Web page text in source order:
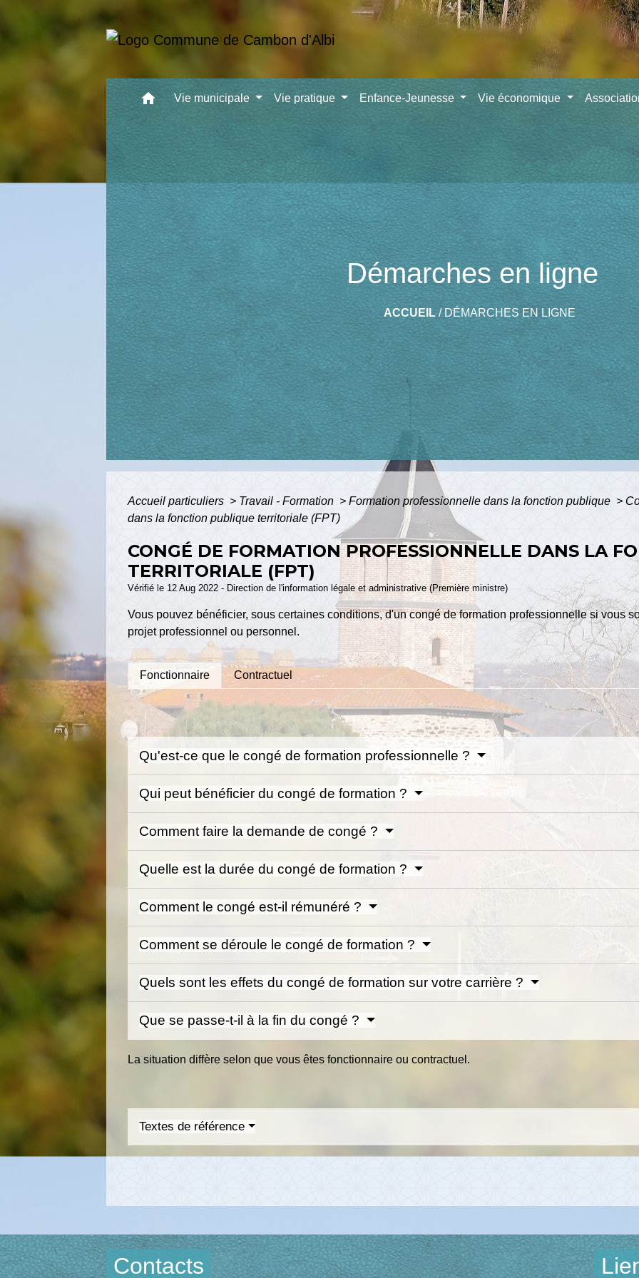
home Vie municipale Vie pratique Enfance-Jeunesse Vie économique
Démarches en ligne
ACCUEIL/DÉMARCHES EN LIGNE
Accueil particuliers > Travail - Formation > Formation professionnelle dans la fonction publique >
dans la fonction publique territoriale (FPT)
CONGÉ DE FORMATION PROFESSIONNELLE DANS LA
TERRITORIALE (FPT)
Vérifié le 12 Aug 2022 - Direction de l'information légale et administrative (Première ministre)
Vous pouvez bénéficier, sous certaines conditions, d'un congé de formation professionnelle si vous
projet professionnel ou personnel.
Fonctionnaire Contractuel
Qu'est-ce que le congé de formation professionnelle ?
Qui peut bénéficier du congé de formation ?
Comment faire la demande de congé ?
Quelle est la durée du congé de formation ?
Comment le congé est-il rémunéré ?
Comment se déroule le congé de formation ?
Quels sont les effets du congé de formation sur votre carrière ?
Que se passe-t-il à la fin du congé ?
La situation diffère selon que vous êtes fonctionnaire ou contractuel.
Textes de référence
Contacts